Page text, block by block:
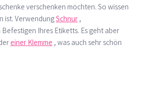
verschenken möchten. So wissen
ist. VerwendungSchnur ,
Befestigen Ihres Etiketts. Es geht aber
einer Klemme , was auch sehr schön